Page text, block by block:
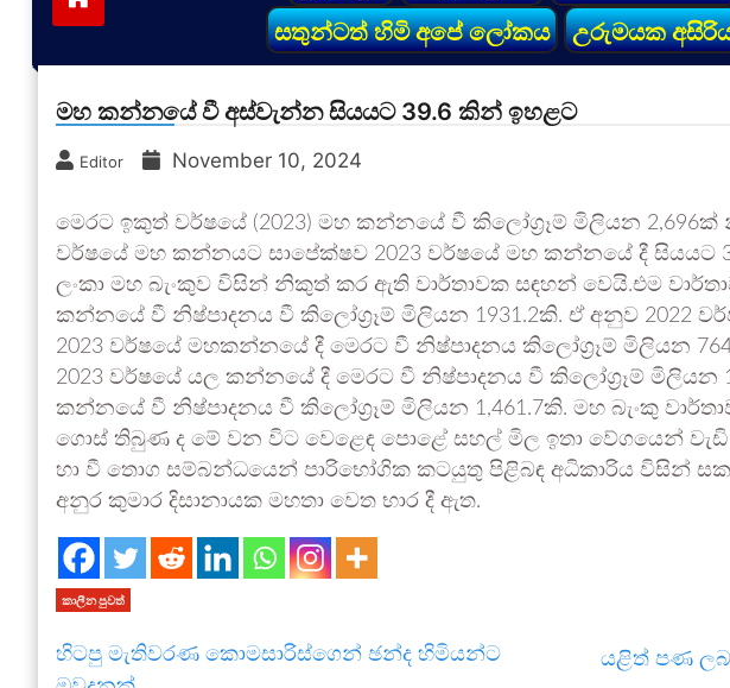
සතුන්ටත් හිමි අපේ ලෝකය
උරුමයක
මහ කන්නයේ වී අස්වැන්න සියයට 39.6 කින් ඉහළට
Editor November 10, 2024
මෙරට ඉකුත් වර්ෂයේ (2023) මහ කන්නයේ වී කිලෝග්‍රෑම් මිලියන 2,696ක්
වර්ෂයේ මහ කන්නයට සාපේක්ෂව 2023 වර්ෂයේ මහ කන්නයේ දී සියයට
ලංකා මහ බැංකුව විසින් නිකුත් කර ඇති වාර්තාවක සඳහන් වෙයි.එම
කන්නයේ වී නිෂ්පාදනය වී කිලෝග්‍රෑම් මිලියන 1931.2කි. ඒ අනුව 2022
2023 වර්ෂයේ මහකන්නයේ දී මෙරට වී නිෂ්පාදනය කිලෝග්‍රෑම් මිලියන
2023 වර්ෂයේ යල කන්නයේ දී මෙරට වී නිෂ්පාදනය වී කිලෝග්‍රෑම් මිලියන
කන්නයේ වී නිෂ්පාදනය වී කිලෝග්‍රෑම් මිලියන 1,461.7කි. මහ බැංකු
ගොස් තිබුණ ද මේ වන විට වෙළෙඳ පොළේ සහල් මිල ඉතා වේගයෙන්
හා වී තොග සම්බන්ධයෙන් පාරිභෝගික කටයුතු පිළිබඳ අධිකාරිය විසින්
අනුර කුමාර දිසානායක මහතා වෙත භාර දී ඇත.
කාලීන පුවත්
හිටපු මැතිවරණ කොමසාරිස්ගෙන් ඡන්ද හිමියන්ට
යළිත් පණ